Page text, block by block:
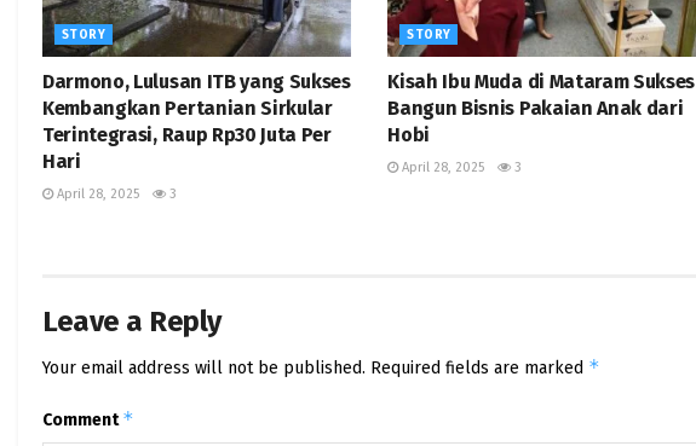
STORY
Darmono, Lulusan ITB yang Sukses
Kembangkan Pertanian Sirkular
Terintegrasi, Raup Rp30 Juta Per
Hari
April 28, 2025 3
STORY
Kisah Ibu Muda di Mataram Sukses
Bangun Bisnis Pakaian Anak dari
Hobi
April 28, 2025 3
Leave a Reply
Your email address will not be published. Required fields are marked *
Comment*